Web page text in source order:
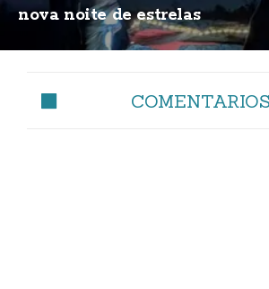
nova noite de estrelas
COMENTARIOS